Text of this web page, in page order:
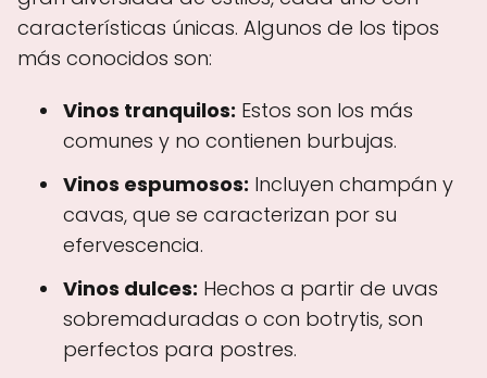
características únicas. Algunos de los tipos
más conocidos son:
Vinos tranquilos: Estos son los más
comunes y no contienen burbujas.
Vinos espumosos: Incluyen champán y
cavas, que se caracterizan por su
efervescencia.
Vinos dulces: Hechos a partir de uvas
sobremaduradas o con botrytis, son
perfectos para postres.